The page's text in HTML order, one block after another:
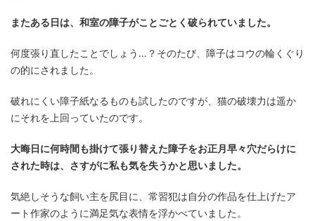
またある日は、和室の障子がことごとく破られていました。
何度張り直したことでしょう…？そのたび、障子はコウの輪くぐり
の的にされました。
破れにくい障子紙なるものも試したのですが、猫の破壊力は遥か
にそれを上回っていたのです。
大晦日に何時間も掛けて張り替えた障子をお正月早々穴だらけに
された時は、さすがに私も気を失うかと思いました。
気絶しそうな飼い主を尻目に、常習犯は自分の作品を仕上げたア
ート作家のように満足気な表情を浮かべていました。